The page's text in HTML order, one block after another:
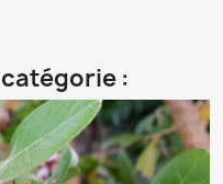
: